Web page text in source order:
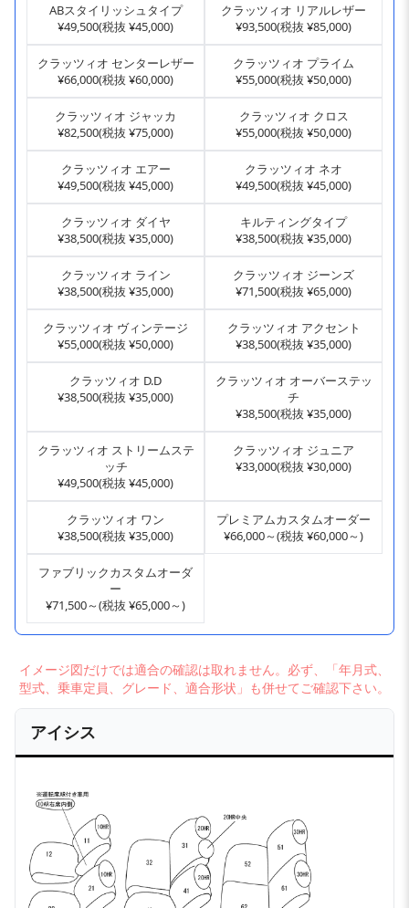
ABスタイリッシュタイプ
¥49,500(税抜 ¥45,000)
クラッツィオ リアルレザー
¥93,500(税抜 ¥85,000)
クラッツィオ センターレザー
¥66,000(税抜 ¥60,000)
クラッツィオ プライム
¥55,000(税抜 ¥50,000)
クラッツィオ ジャッカ
¥82,500(税抜 ¥75,000)
クラッツィオ クロス
¥55,000(税抜 ¥50,000)
クラッツィオ エアー
¥49,500(税抜 ¥45,000)
クラッツィオ ネオ
¥49,500(税抜 ¥45,000)
クラッツィオ ダイヤ
¥38,500(税抜 ¥35,000)
キルティングタイプ
¥38,500(税抜 ¥35,000)
クラッツィオ ライン
¥38,500(税抜 ¥35,000)
クラッツィオ ジーンズ
¥71,500(税抜 ¥65,000)
クラッツィオ ヴィンテージ
¥55,000(税抜 ¥50,000)
クラッツィオ アクセント
¥38,500(税抜 ¥35,000)
クラッツィオ D.D
¥38,500(税抜 ¥35,000)
クラッツィオ オーバーステッ
チ
¥38,500(税抜 ¥35,000)
クラッツィオ ストリームステ
ッチ
¥49,500(税抜 ¥45,000)
クラッツィオ ジュニア
¥33,000(税抜 ¥30,000)
クラッツィオ ワン
¥38,500(税抜 ¥35,000)
プレミアムカスタムオーダー
¥66,000～(税抜 ¥60,000～)
ファブリックカスタムオーダ
ー
¥71,500～(税抜 ¥65,000～)
イメージ図だけでは適合の確認は取れません。必ず、「年月式、
型式、乗車定員、グレード、適合形状」も併せてご確認下さい。
アイシス